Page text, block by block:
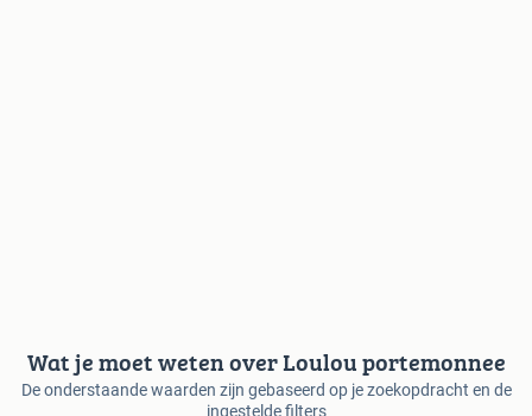
Wat je moet weten over Loulou portemonnee
De onderstaande waarden zijn gebaseerd op je zoekopdracht en de
ingestelde filters